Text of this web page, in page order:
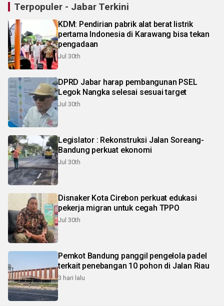
Terpopuler - Jabar Terkini
KDM: Pendirian pabrik alat berat listrik
pertama Indonesia di Karawang bisa tekan
pengadaan
Jul 30th
DPRD Jabar harap pembangunan PSEL
Legok Nangka selesai sesuai target
Jul 30th
Legislator : Rekonstruksi Jalan Soreang-
Bandung perkuat ekonomi
Jul 30th
Disnaker Kota Cirebon perkuat edukasi
pekerja migran untuk cegah TPPO
Jul 30th
Pemkot Bandung panggil pengelola padel
terkait penebangan 10 pohon di Jalan Riau
3 hari lalu